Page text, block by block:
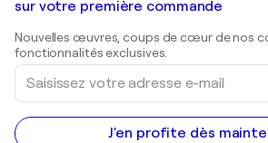
Estampes
Peintures acryliques
Galeries d'art en Belgique
sur votre première commande
Nouvelles œuvres, coups de cœur de nos
fonctionnalités exclusives.
Saisissez
votre
adresse
e-
mail
J'en profite dès